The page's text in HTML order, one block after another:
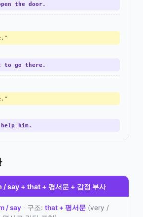
the door.
to go there.
help him.
say + that + 평서문 + 감정 부사
/ say· 구조: that + 평서문(very /